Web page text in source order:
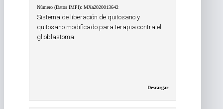
Número (Datos IMPI): MXa2020013642
Sistema de liberación de quitosano y
quitosano modificado para terapia contra el
glioblastoma
Descargar